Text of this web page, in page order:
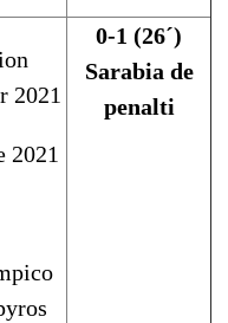
2021
2021
0-1 (26´)
Sarabia de
penalti